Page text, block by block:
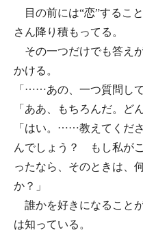
目の前には“恋”するこ
さん降り積もってる。
その一つだけでも答え
かける。
「……あの、一つ質問し
「ああ、もちろんだ。ど
「はい。……教えてくだ
んでしょう？ もし私が
ったなら、そのときは、
か？」
誰かを好きになること
は知っている。